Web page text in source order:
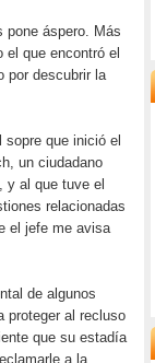
pone áspero. Más
el que encontró el
por descubrir la
sopre que inició el
un ciudadano
y al que tuve el
relacionadas
el jefe me avisa
de algunos
proteger al recluso
que su estadía
a la